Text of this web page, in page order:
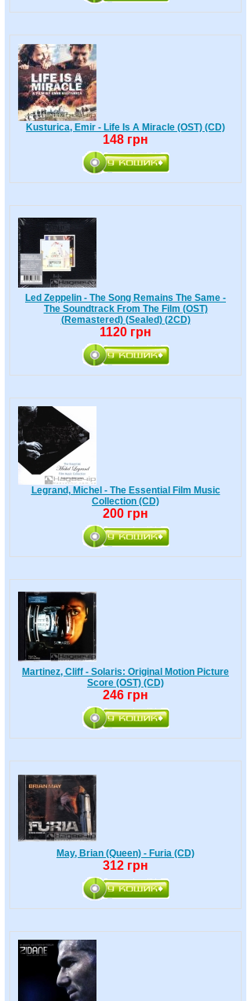
Kusturica, Emir - Life Is A Miracle (OST) (CD)
148 грн
Led Zeppelin - The Song Remains The Same -
The Soundtrack From The Film (OST)
(Remastered) (Sealed) (2CD)
1120 грн
Legrand, Michel - The Essential Film Music
Collection (CD)
200 грн
Martinez, Cliff - Solaris: Original Motion Picture
Score (OST) (CD)
246 грн
May, Brian (Queen) - Furia (CD)
312 грн